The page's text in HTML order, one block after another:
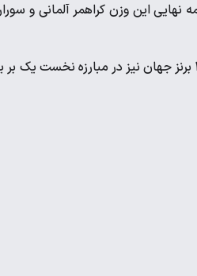
نهایی این وزن کراهمر آلمانی و
هیکی‌نابی کشتی گیر ۳۹ ساله استونی و دارنده مدال‌های نقره المپیک ۲۰۱۲ لندن و ۲ طلا، یک‌ نقره و ۲ برنز جهان نیز در مبارزه